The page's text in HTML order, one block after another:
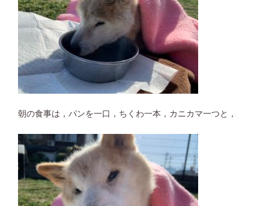
朝の食事は，パンを一口，ちくわ一本，カニカマ一つと，